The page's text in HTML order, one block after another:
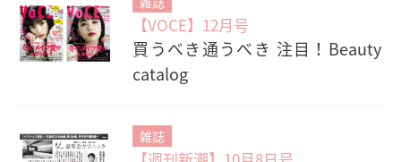
【VOCE】12月号
買うべき通うべき 注目！Beauty
catalog
雑誌